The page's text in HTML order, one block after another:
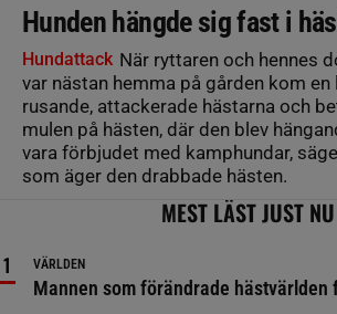
Hunden hängde sig fast i
Hundattack När ryttaren och hennes
var nästan hemma på gården kom en
rusande, attackerade hästarna och
mulen på hästen, där den blev
vara förbjudet med kamphundar,
som äger den drabbade hästen.
MEST LÄST JUST NU
VÄRLDEN
Mannen som förändrade hästvärlden